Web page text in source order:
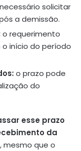
solicitar
a demissão.
o requerimento
início do período
o prazo pode
do
esse prazo
da
mesmo que o